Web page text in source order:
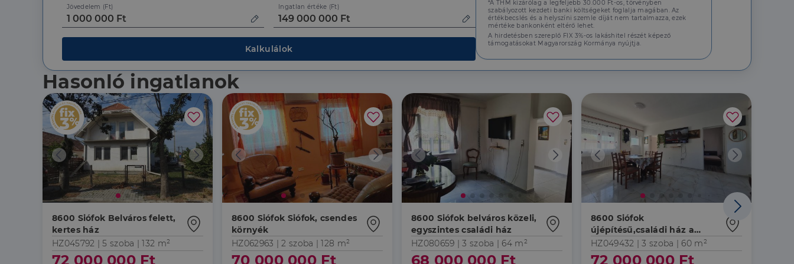
Jövedelem (Ft) Ingatlan értéke (Ft)
Kalkulálok
*A THM kizárólag a legfeljebb 30.000 Ft-os, törvényben
szabályozott kezdeti banki költségeket foglalja magában. Az
értékbecslés és a helyszíni szemle díját nem tartalmazza, ezek
mértéke bankonként eltérő lehet.
A hirdetésben szereplő FIX 3%-os lakáshitel részét képező
támogatásokat Magyarország Kormánya nyújtja.
Hasonló ingatlanok
8600 Siófok Belváros felett,
kertes ház
HZ045792 |5 szoba | 132 m²
72 000 000 Ft
8600 Siófok Siófok, csendes
környék
HZ062963 |2 szoba | 128 m²
70 000 000 Ft
8600 Siófok belváros közeli,
egyszintes családi ház
HZ080659 |3 szoba | 64 m²
68 000 000 Ft
8600 Siófok
újépítésű,családi ház a
belvárosban
HZ049432 |3 szoba | 60 m²
72 000 000 Ft